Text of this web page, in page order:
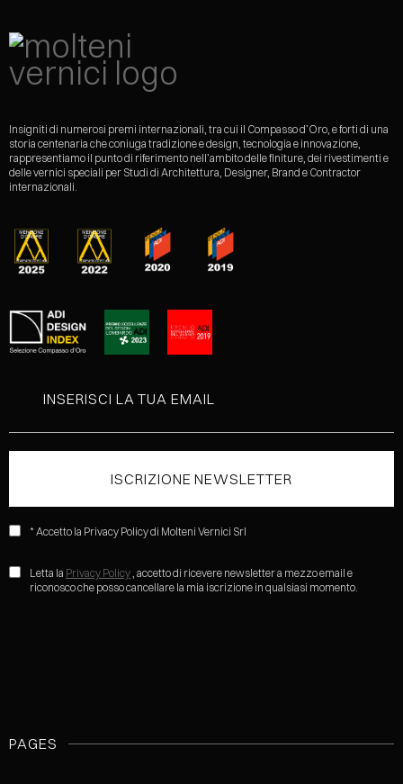
Insigniti di numerosi premi internazionali, tra cui il Compasso d’Oro, e forti di una
storia centenaria che coniuga tradizione e design, tecnologia e innovazione,
rappresentiamo il punto di riferimento nell’ambito delle finiture, dei rivestimenti e
delle vernici speciali per Studi di Architettura, Designer, Brand e Contractor
internazionali.
* Accetto la Privacy Policy di Molteni Vernici Srl
Letta la Privacy Policy, accetto di ricevere newsletter a mezzo email e
riconosco che posso cancellare la mia iscrizione in qualsiasi momento.
PAGES